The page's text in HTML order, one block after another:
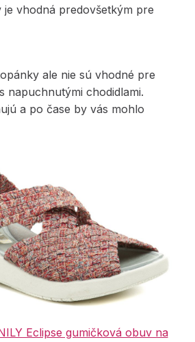
je vhodná predovšetkým pre
ale nie sú vhodné pre
napuchnutými chodidlami.
a po čase by vás mohlo
Eclipse gumičková obuv na